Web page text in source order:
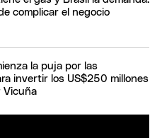
complicar el negocio
la puja por las
invertir los US$250 millones
Vicuña